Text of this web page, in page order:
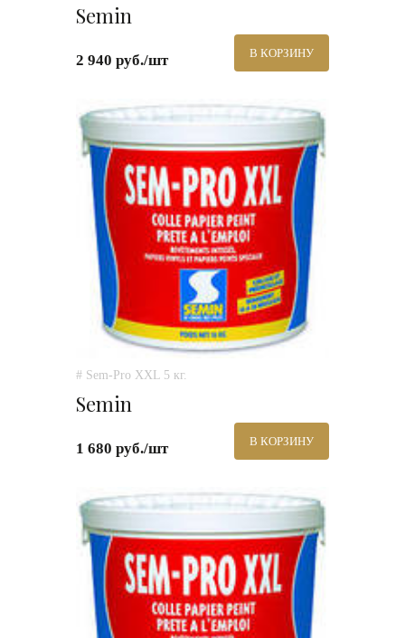
Semin
2 940 руб./шт В КОРЗИНУ
# Sem-Pro XXL 5 кг.
Semin
1 680 руб./шт В КОРЗИНУ